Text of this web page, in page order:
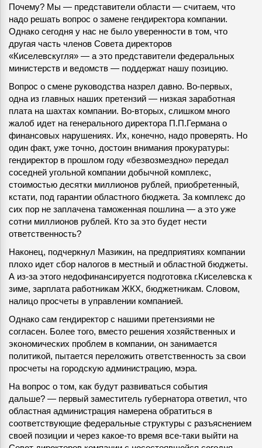
Почему? Мы — представители области — считаем, что
надо решать вопрос о замене гендиректора компании.
Однако сегодня у нас не было уверенности в том, что
другая часть членов Совета директоров
«Киселевскугля» — а это представители федеральных
министерств и ведомств — поддержат нашу позицию.
Вопрос о смене руководства назрел давно. Во-первых,
одна из главных наших претензий — низкая заработная
плата на шахтах компании. Во-вторых, слишком много
жалоб идет на генерального директора П.П.Германа о
финансовых нарушениях. Их, конечно, надо проверять. Но
один факт, уже точно, достоин внимания прокуратуры:
гендиректор в прошлом году «безвозмездно» передал
соседней угольной компании добычной комплекс,
стоимостью десятки миллионов рублей, приобретенный,
кстати, под гарантии областного бюджета. За комплекс до
сих пор не заплачена таможенная пошлина — а это уже
сотни миллионов рублей. Кто за это будет нести
ответственность?
Наконец, подчеркнул Мазикин, на предприятиях компании
плохо идет сбор налогов в местный и областной бюджеты.
А из-за этого недофинансируется подготовка г.Киселевска к
зиме, зарплата работникам ЖКХ, бюджетникам. Словом,
налицо просчеты в управлении компанией.
Однако сам гендиректор с нашими претензиями не
согласен. Более того, вместо решения хозяйственных и
экономических проблем в компании, он занимается
политикой, пытается переложить ответственность за свои
просчеты на городскую администрацию, мэра.
На вопрос о том, как будут развиваться события
дальше? — первый заместитель губернатора ответил, что
областная администрация намерена обратиться в
соответствующие федеральные структуры с разъяснением
своей позиции и через какое-то время все-таки выйти на